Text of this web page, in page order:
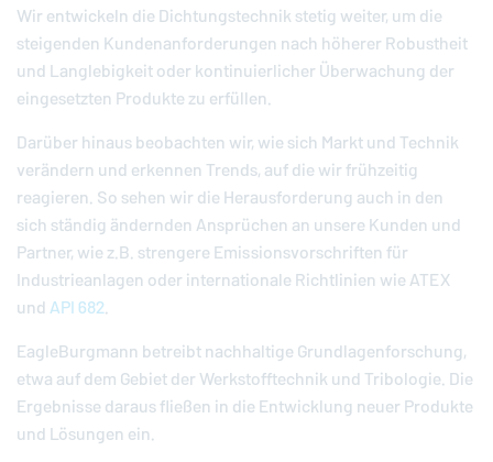
Wir entwickeln die Dichtungstechnik stetig weiter, um die
steigenden Kundenanforderungen nach höherer Robustheit
und Langlebigkeit oder kontinuierlicher Überwachung der
eingesetzten Produkte zu erfüllen.
Darüber hinaus beobachten wir, wie sich Markt und Technik
verändern und erkennen Trends, auf die wir frühzeitig
reagieren. So sehen wir die Herausforderung auch in den
sich ständig ändernden Ansprüchen an unsere Kunden und
Partner, wie z.B. strengere Emissionsvorschriften für
Industrieanlagen oder internationale Richtlinien wie ATEX
undAPI 682.
EagleBurgmann betreibt nachhaltige Grundlagenforschung,
etwa auf dem Gebiet der Werkstofftechnik und Tribologie. Die
Ergebnisse daraus fließen in die Entwicklung neuer Produkte
und Lösungen ein.